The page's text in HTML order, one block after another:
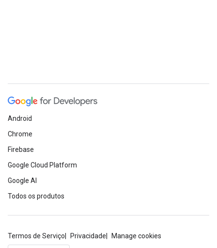
Android
Chrome
Firebase
Google Cloud Platform
Google AI
Todos os produtos
Termos de Serviço Privacidade Manage cookies